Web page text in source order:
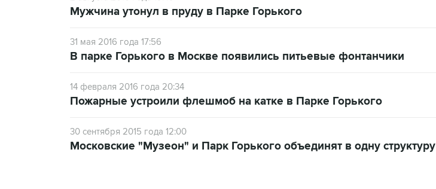
Мужчина утонул в пруду в Парке Горького
31 мая 2016 года 17:56
В парке Горького в Москве появились питьевые фонтанчики
14 февраля 2016 года 20:34
Пожарные устроили флешмоб на катке в Парке Горького
30 сентября 2015 года 12:00
Московские "Музеон" и Парк Горького объединят в одну структуру